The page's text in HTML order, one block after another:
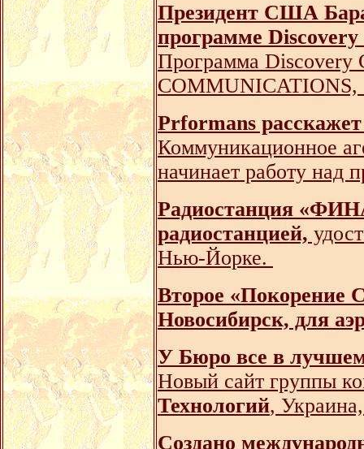
Президент США
программе
Программа Discovery
COMMUNICATIONS,
Prformans
Коммуникационное
начинает работу над
Радиостанция
радиостанцией,
Нью-Йорке.
Второе «Покорение
Новосибирск, для
У Бюро все в
Новый сайт группы
Технологий,
Создано